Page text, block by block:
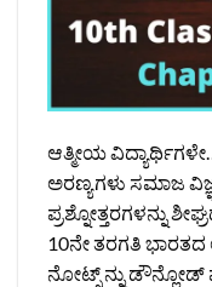
ಆತ್ಮೀಯ
ಅರಣ್ಯಗಳು ಸಮಾಜ
ಪ್ರಶ್ನೋತ್ತರಗಳನ್ನು
10ನೇ ತರಗತಿ ಭಾರತದ
ನೋಟ್ಸ್‌ ನ್ನು ಡೌನ್ಲೋಡ್‌